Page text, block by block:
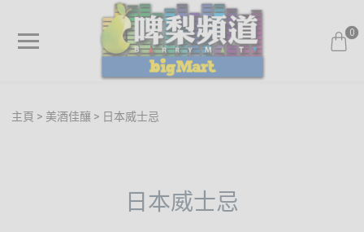
0
主頁 美酒佳釀 日本威士忌
日本威士忌